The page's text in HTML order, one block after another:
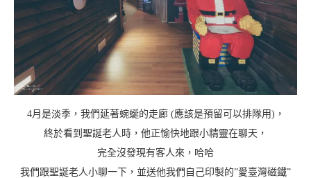
4月是淡季，我們延著蜿蜒的走廊 (應該是預留可以排隊用)，
終於看到聖誕老人時，他正愉快地跟小精靈在聊天，
完全沒發現有客人來，哈哈
我們跟聖誕老人小聊一下，並送他我們自己印製的”愛臺灣磁鐵”